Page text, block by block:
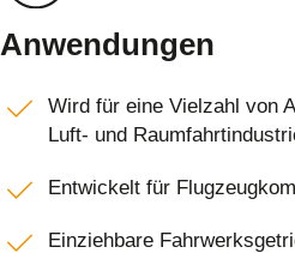
Anwendungen
Wird für eine Vielzahl von
Luft- und
Entwickelt für
Einziehbare